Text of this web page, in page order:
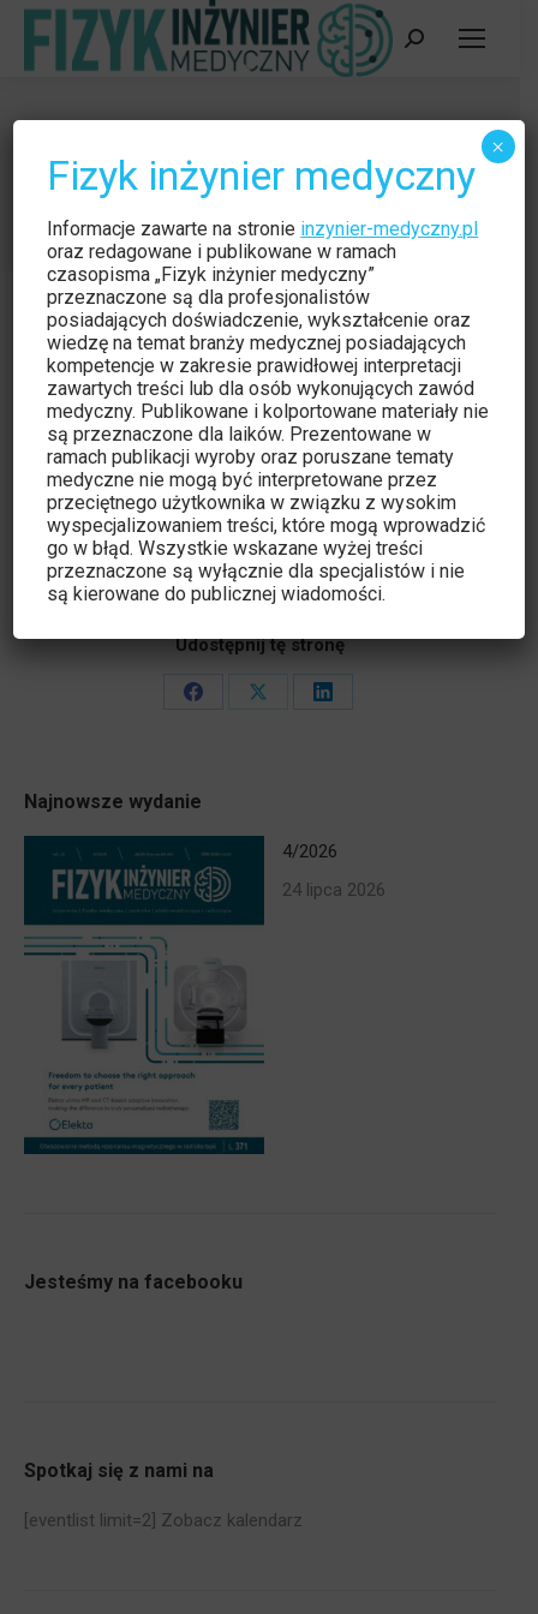
Szukaj:
Prenumeraty
Strona główna Dziękujemy za zamówienie Prenumeraty
Dziękujemy złożenie prenumeraty. Czasopismo
zostanie wysłane po dokonaniu przedpłaty na konto
Wydawnictwa.
Udostępnij tę stronę
Share
Share
Share
Najnowsze wydanie
4/2026
24 lipca 2026
Jesteśmy na facebooku
Spotkaj się z nami na
[eventlist limit=2] Zobacz kalendarz
Fizyk inżynier medyczny
Informacje zawarte na stronie inzynier-medyczny.pl
oraz redagowane i publikowane w ramach
czasopisma „Fizyk inżynier medyczny”
przeznaczone są dla profesjonalistów
posiadających doświadczenie, wykształcenie oraz
wiedzę na temat branży medycznej posiadających
kompetencje w zakresie prawidłowej interpretacji
zawartych treści lub dla osób wykonujących zawód
medyczny. Publikowane i kolportowane materiały nie
są przeznaczone dla laików. Prezentowane w
ramach publikacji wyroby oraz poruszane tematy
medyczne nie mogą być interpretowane przez
przeciętnego użytkownika w związku z wysokim
wyspecjalizowaniem treści, które mogą wprowadzić
go w błąd. Wszystkie wskazane wyżej treści
przeznaczone są wyłącznie dla specjalistów i nie
są kierowane do publicznej wiadomości.
×